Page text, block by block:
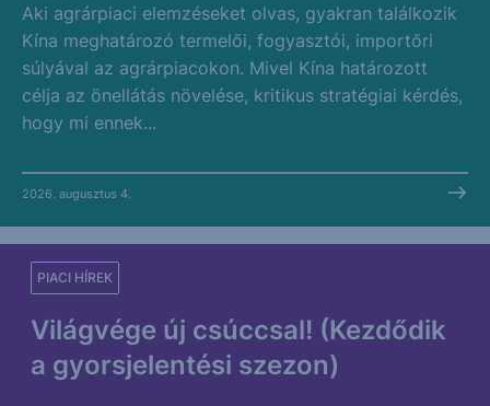
Aki agrárpiaci elemzéseket olvas, gyakran találkozik
Kína meghatározó termelői, fogyasztói, importőri
súlyával az agrárpiacokon. Mivel Kína határozott
célja az önellátás növelése, kritikus stratégiai kérdés,
hogy mi ennek...
2026. augusztus 4.
Világvége új csúccsal! (Kezdődik
a gyorsjelentési szezon)
PIACI HÍREK